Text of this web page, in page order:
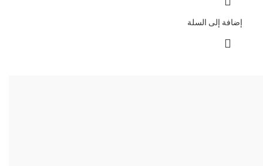
إضافة إلى السلة